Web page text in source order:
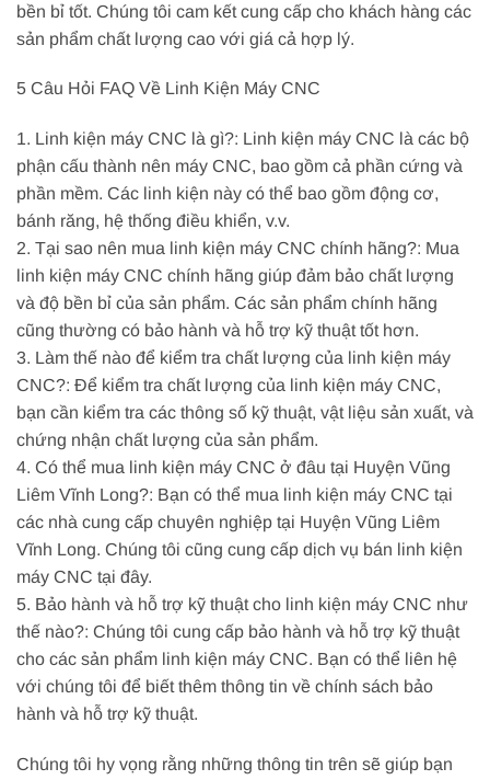
bền bỉ tốt. Chúng tôi cam kết cung cấp cho khách hàng các
sản phẩm chất lượng cao với giá cả hợp lý.
5 Câu Hỏi FAQ Về Linh Kiện Máy CNC
1. Linh kiện máy CNC là gì?: Linh kiện máy CNC là các bộ
phận cấu thành nên máy CNC, bao gồm cả phần cứng và
phần mềm. Các linh kiện này có thể bao gồm động cơ,
bánh răng, hệ thống điều khiển, v.v.
2. Tại sao nên mua linh kiện máy CNC chính hãng?: Mua
linh kiện máy CNC chính hãng giúp đảm bảo chất lượng
và độ bền bỉ của sản phẩm. Các sản phẩm chính hãng
cũng thường có bảo hành và hỗ trợ kỹ thuật tốt hơn.
3. Làm thế nào để kiểm tra chất lượng của linh kiện máy
CNC?: Để kiểm tra chất lượng của linh kiện máy CNC,
bạn cần kiểm tra các thông số kỹ thuật, vật liệu sản xuất, và
chứng nhận chất lượng của sản phẩm.
4. Có thể mua linh kiện máy CNC ở đâu tại Huyện Vũng
Liêm Vĩnh Long?: Bạn có thể mua linh kiện máy CNC tại
các nhà cung cấp chuyên nghiệp tại Huyện Vũng Liêm
Vĩnh Long. Chúng tôi cũng cung cấp dịch vụ bán linh kiện
máy CNC tại đây.
5. Bảo hành và hỗ trợ kỹ thuật cho linh kiện máy CNC như
thế nào?: Chúng tôi cung cấp bảo hành và hỗ trợ kỹ thuật
cho các sản phẩm linh kiện máy CNC. Bạn có thể liên hệ
với chúng tôi để biết thêm thông tin về chính sách bảo
hành và hỗ trợ kỹ thuật.
Chúng tôi hy vọng rằng những thông tin trên sẽ giúp bạn